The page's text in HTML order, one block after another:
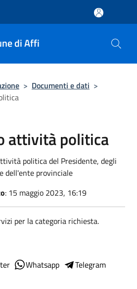
di Affi
> Documenti e dati >
attività politica
politica del Presidente, degli
dell'ente provinciale
: 15 maggio 2023, 16:19
per la categoria richiesta.
Whatsapp
Telegram